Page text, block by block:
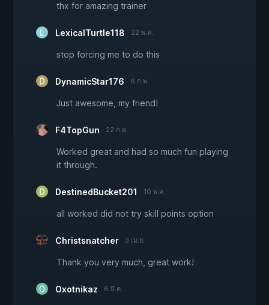
thx for amazing trainer
LexicalTurtle118 22 พ.ค.
stop forcing me to do this
DynamicStar176 6 ก.พ.
Just awesome, my friend!
F4TopGun 22 ก.ค.
Worked great and had so much fun playing
it through.
DestinedBucket201 10 พ.ค.
all worked did not try skill points option
Christsnatcher 3 เม.ย.
Thank you very much, great work!
Oxotnikaz 6 มี.ค.